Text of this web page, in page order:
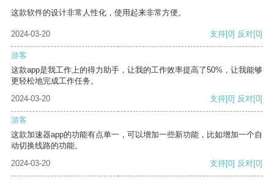
这款软件的设计非常人性化，使用起来非常方便。
2024-03-20 支持[0] 反对[0]
游客
这款app是我工作上的得力助手，让我的工作效率提高了50%，让我能够
更轻松地完成工作任务。
2024-03-20
支持[0] 反对[0]
游客
这款加速器app的功能有点单一，可以增加一些新功能，比如增加一个自
动切换线路的功能。
2024-03-20
支持[0] 反对[0]